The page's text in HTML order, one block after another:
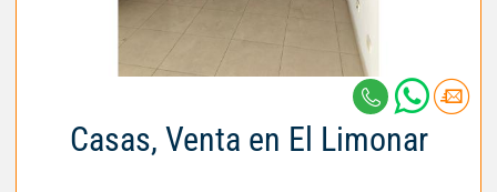
Casas, Venta en El Limonar